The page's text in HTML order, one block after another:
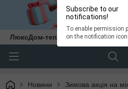
Subscribe to our
notifications!
To enable permission
on the notification icon
ЛюксДом-тепло та затишок у
Новини Зимова акція на